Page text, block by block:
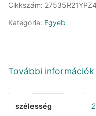
Cikkszám:
Kategória: Egyéb
További információk
szélesség